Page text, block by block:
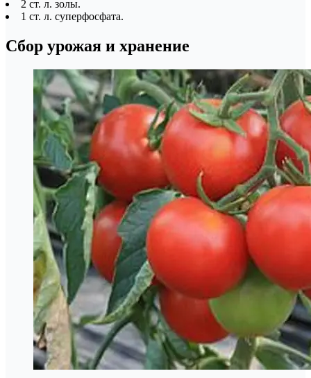
2 ст. л. золы.
1 ст. л. суперфосфата.
Сбор урожая и хранение